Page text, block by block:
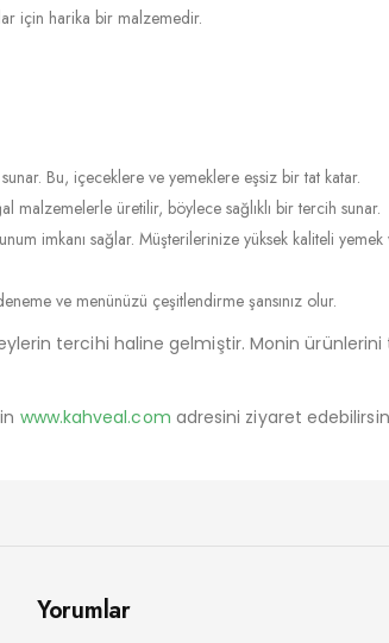
için harika bir malzemedir.
Bu, içeceklere ve yemeklere eşsiz bir tat katar.
malzemelerle üretilir, böylece sağlıklı bir tercih sunar.
imkanı sağlar. Müşterilerinize yüksek kaliteli
ve menünüzü çeşitlendirme şansınız olur.
tercihi haline gelmiştir. Monin
www.kahveal.com adresini ziyaret
Yorumlar